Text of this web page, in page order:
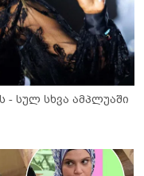
- სულ სხვა ამპლუაში